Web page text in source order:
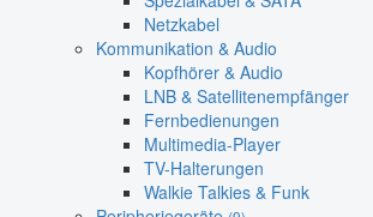
Netzkabel
Kommunikation & Audio
Kopfhörer & Audio
LNB & Satellitenempfänger
Fernbedienungen
Multimedia-Player
TV-Halterungen
Walkie Talkies & Funk